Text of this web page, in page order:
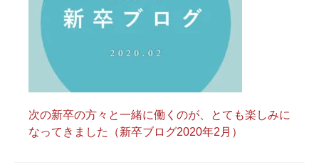
次の新卒の方々と一緒に働くのが、とても楽しみに
なってきました（新卒ブログ2020年2月）